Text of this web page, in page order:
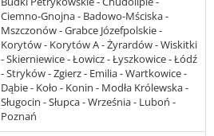
Ciemno-Gnojna - Badowo-Mściska -
Mszczonów - Grabce Józefpolskie -
Korytów - Korytów A - Żyrardów - Wiskitki
- Skierniewice - Łowicz - Łyszkowice - Łódź
- Stryków - Zgierz - Emilia - Wartkowice -
Dąbie - Koło - Konin - Modła Królewska -
Sługocin - Słupca - Września - Luboń -
Poznań